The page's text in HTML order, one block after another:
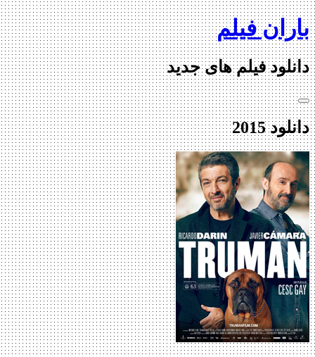
Skip
to
content
باران فیلم
دانلود فیلم های جدید
دانلود 2015